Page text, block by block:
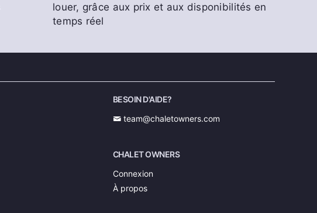
louer, grâce aux prix et aux disponibilités en
temps réel
BESOIN D'AIDE?
team@chaletowners.com
CHALET OWNERS
Connexion
À propos